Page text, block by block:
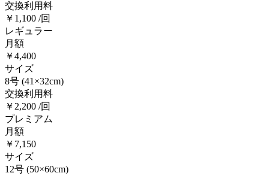
交換利用料
￥1,100 /回
レギュラー
月額
￥4,400
サイズ
8号 (41×32cm)
交換利用料
￥2,200 /回
プレミアム
月額
￥7,150
サイズ
12号 (50×60cm)